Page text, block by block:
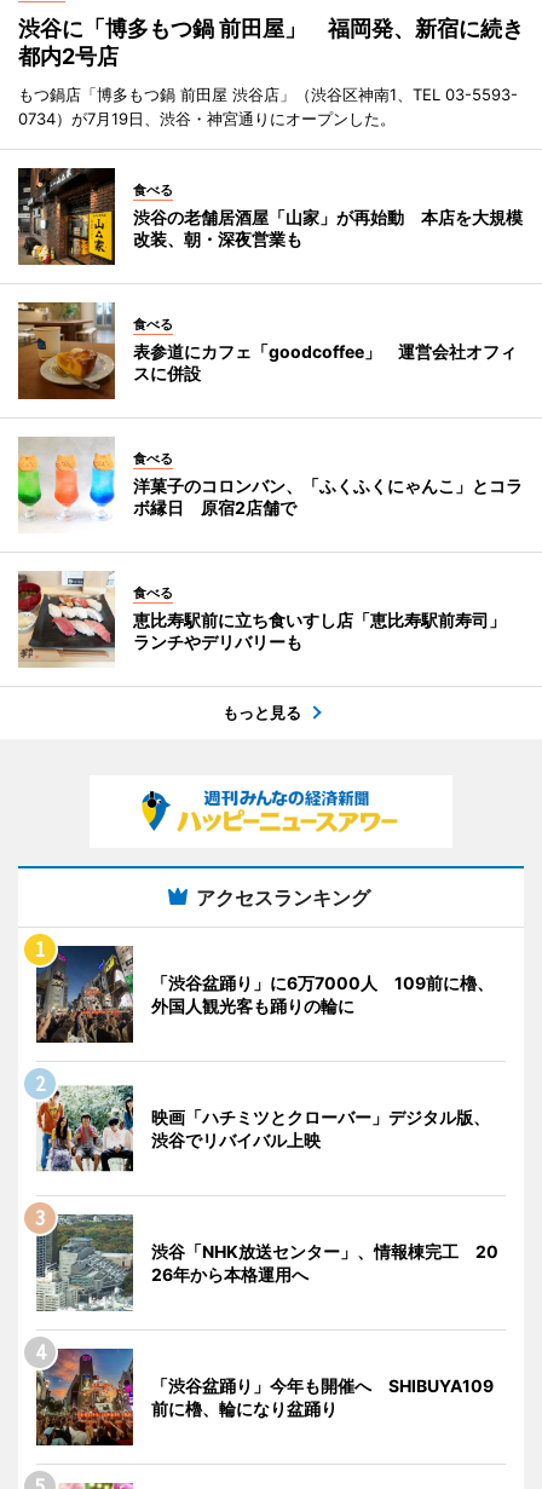
渋谷に「博多もつ鍋 前田屋」 福岡発、新宿に続き
都内2号店
もつ鍋店「博多もつ鍋 前田屋 渋谷店」（渋谷区神南1、TEL 03-5593-
0734）が7月19日、渋谷・神宮通りにオープンした。
食べる
渋谷の老舗居酒屋「山家」が再始動 本店を大規模
改装、朝・深夜営業も
食べる
表参道にカフェ「goodcoffee」 運営会社オフィ
スに併設
食べる
洋菓子のコロンバン、「ふくふくにゃんこ」とコラ
ボ縁日 原宿2店舗で
食べる
恵比寿駅前に立ち食いすし店「恵比寿駅前寿司」
ランチやデリバリーも
もっと見る
アクセスランキング
「渋谷盆踊り」に6万7000人 109前に櫓、
外国人観光客も踊りの輪に
映画「ハチミツとクローバー」デジタル版、
渋谷でリバイバル上映
渋谷「NHK放送センター」、情報棟完工 20
26年から本格運用へ
「渋谷盆踊り」今年も開催へ SHIBUYA109
前に櫓、輪になり盆踊り